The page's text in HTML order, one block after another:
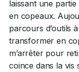
laissant une
en copeaux.
parcours d’outils
transformer en
m’arrêter pour
coince dans la vis